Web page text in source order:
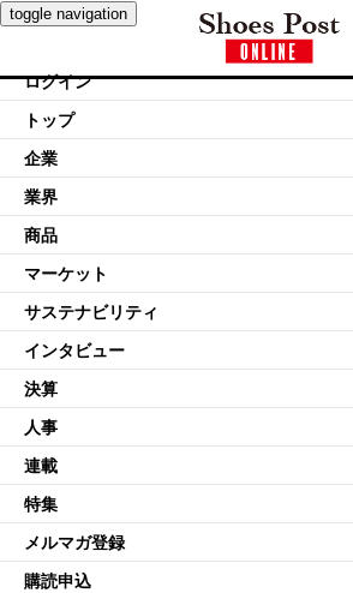
toggle navigation
ログイン
トップ
企業
業界
商品
マーケット
サステナビリティ
インタビュー
決算
人事
連載
特集
メルマガ登録
購読申込